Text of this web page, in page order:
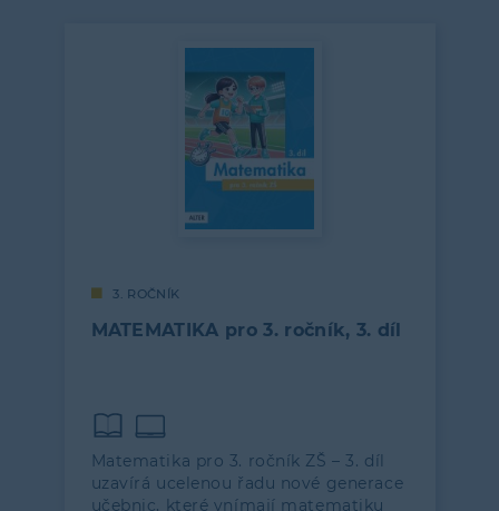
3. ROČNÍK
MATEMATIKA pro 3. ročník, 3. díl
Matematika pro 3. ročník ZŠ – 3. díl
uzavírá ucelenou řadu nové generace
učebnic, které vnímají matematiku